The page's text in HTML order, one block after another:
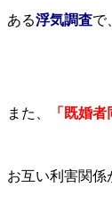
ある浮気調査で
また、 「既婚
お互い利害関